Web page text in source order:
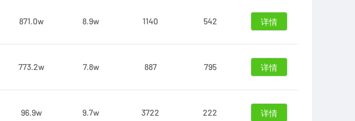
871.0w 8.9w 1140 542 详情
773.2w 7.8w 887 795 详情
96.9w 9.7w 3722 222 详情